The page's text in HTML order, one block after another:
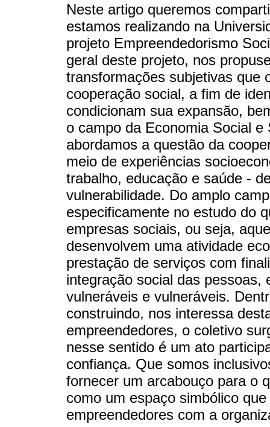
Neste artigo queremos
estamos realizando na
projeto Empreendedorismo
geral deste projeto, nos
transformações subjetivas que
cooperação social, a fim de
condicionam sua expansão,
o campo da Economia Social
abordamos a questão da
meio de experiências
trabalho, educação e saúde -
vulnerabilidade. Do amplo
especificamente no estudo do
empresas sociais, ou seja,
desenvolvem uma atividade
prestação de serviços com
integração social das pessoas,
vulneráveis e vulneráveis.
construindo, nos interessa
empreendedores, o coletivo
nesse sentido é um ato
confiança. Que somos
fornecer um arcabouço para o
como um espaço simbólico
empreendedores com a